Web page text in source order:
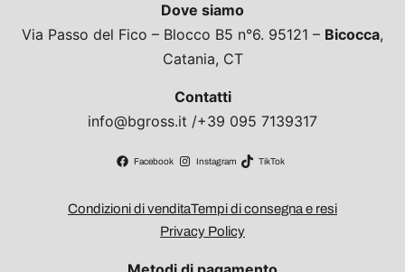
Dove siamo
Via Passo del Fico – Blocco B5 n°6. 95121 – Bicocca,
Catania, CT
Contatti
info@bgross.it /+39 095 7139317
Facebook Instagram TikTok
Condizioni di venditaTempi di consegna e resi
Privacy Policy